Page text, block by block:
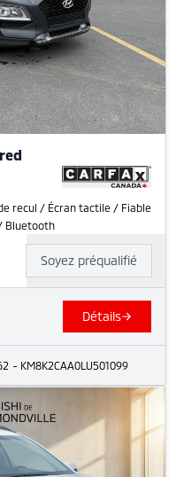
recul / Écran tactile / Fiable
Bluetooth
Soyez préqualifié
Détails
- KM8K2CAA0LU501099